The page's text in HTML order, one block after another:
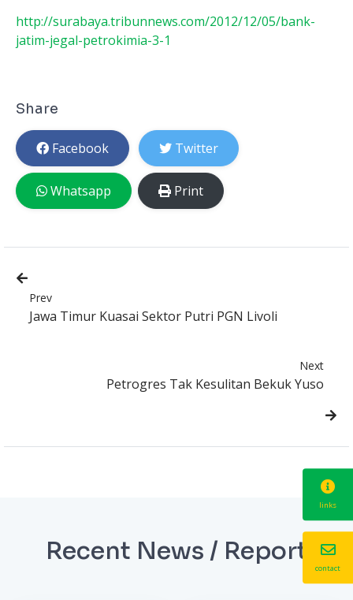
http://surabaya.tribunnews.com/2012/12/05/bank-
jatim-jegal-petrokimia-3-1
Share
Facebook Twitter
Whatsapp Print
Prev
Jawa Timur Kuasai Sektor Putri PGN Livoli
Next
Petrogres Tak Kesulitan Bekuk Yuso
Recent News / Report
links
contact